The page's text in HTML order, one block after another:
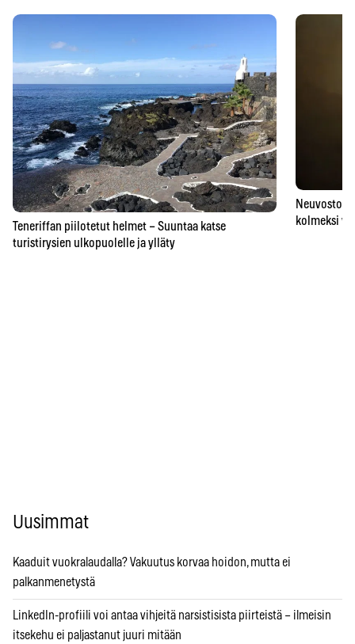
Teneriffan piilotetut helmet – Suuntaa katse
turistirysien ulkopuolelle ja ylläty
kolmeksi
Uusimmat
Kaaduit vuokralaudalla? Vakuutus korvaa hoidon, mutta ei
palkanmenetystä
LinkedIn-profiili voi antaa vihjeitä narsistisista piirteistä – ilmeisin
itsekehu ei paljastanut juuri mitään